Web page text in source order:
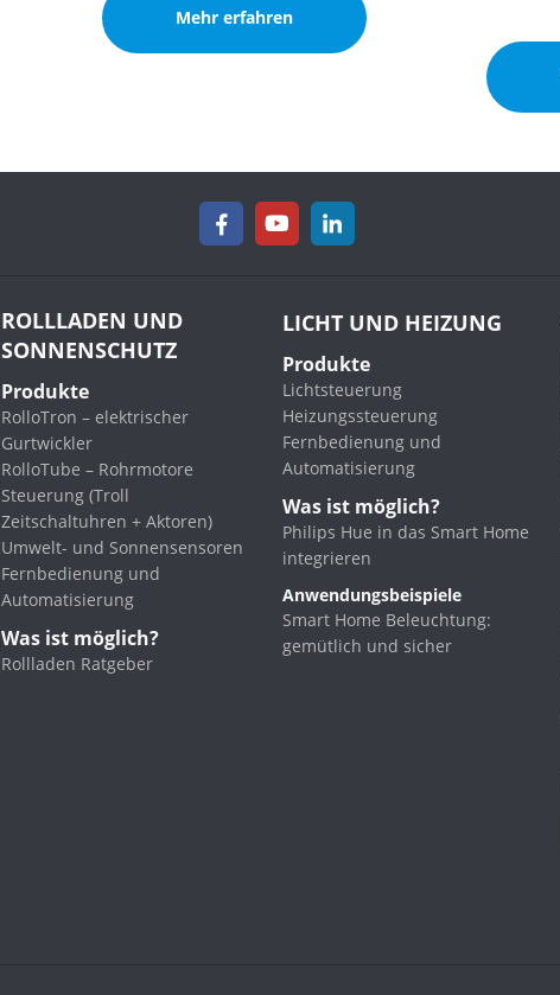
Mehr erfahren
ROLLLADEN UND
SONNENSCHUTZ
Produkte
RolloTron – elektrischer
Gurtwickler
RolloTube – Rohrmotore
Steuerung (Troll
Zeitschaltuhren + Aktoren)
Umwelt- und Sonnensensoren
Fernbedienung und
Automatisierung
Was ist möglich?
Rollladen Ratgeber
LICHT UND HEIZUNG
Produkte
Lichtsteuerung
Heizungssteuerung
Fernbedienung und
Automatisierung
Was ist möglich?
Philips Hue in das Smart Home
integrieren
Anwendungsbeispiele
Smart Home Beleuchtung:
gemütlich und sicher